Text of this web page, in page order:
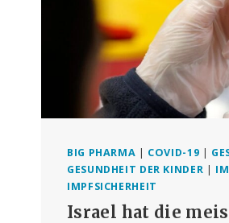
BIG PHARMA | COVID-19 |
GESUNDHEIT DER KINDER |
IMPFSICHERHEIT
Israel hat die